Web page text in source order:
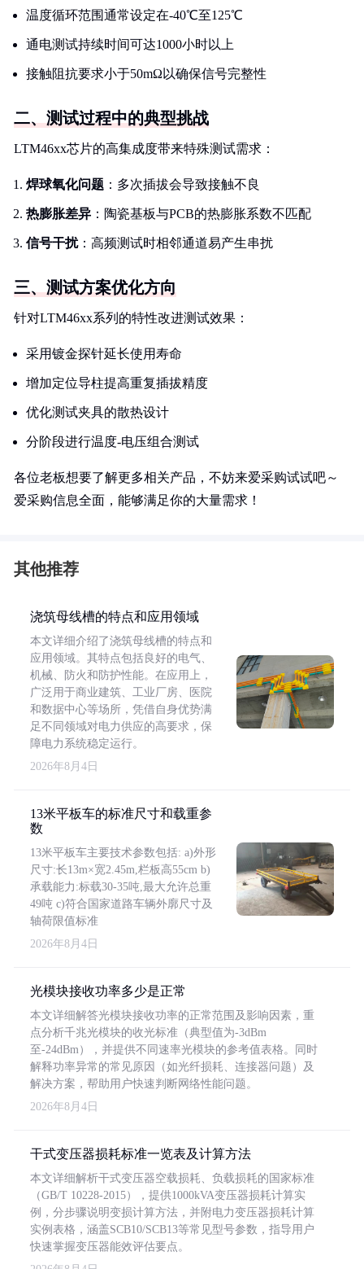
温度循环范围通常设定在-40℃至125℃
通电测试持续时间可达1000小时以上
接触阻抗要求小于50mΩ以确保信号完整性
二、测试过程中的典型挑战
LTM46xx芯片的高集成度带来特殊测试需求：
焊球氧化问题 ：多次插拔会导致接触不良
热膨胀差异 ：陶瓷基板与PCB的热膨胀系数不匹配
信号干扰：高频测试时相邻通道易产生串扰
三、测试方案优化方向
针对LTM46xx系列的特性改进测试效果：
采用镀金探针延长使用寿命
增加定位导柱提高重复插拔精度
优化测试夹具的散热设计
分阶段进行温度-电压组合测试
各位老板想要了解更多相关产品，不妨来爱采购试试吧～
爱采购信息全面，能够满足你的大量需求！
其他推荐
浇筑母线槽的特点和应用领域
本文详细介绍了浇筑母线槽的特点和
应用领域。其特点包括良好的电气、
机械、防火和防护性能。在应用上，
广泛用于商业建筑、工业厂房、医院
和数据中心等场所，凭借自身优势满
足不同领域对电力供应的高要求，保
障电力系统稳定运行。
2026年8月4日
13米平板车的标准尺寸和载重参
数
13米平板车主要技术参数包括: a)外形
尺寸:长13m×宽2.45m,栏板高55cm b)
承载能力:标载30-35吨,最大允许总重
49吨 c)符合国家道路车辆外廓尺寸及
轴荷限值标准
2026年8月4日
光模块接收功率多少是正常
本文详细解答光模块接收功率的正常范围及影响因素，重
点分析千兆光模块的收光标准（典型值为-3dBm
至-24dBm），并提供不同速率光模块的参考值表格。同时
解释功率异常的常见原因（如光纤损耗、连接器问题）及
解决方案，帮助用户快速判断网络性能问题。
2026年8月4日
干式变压器损耗标准一览表及计算方法
本文详细解析干式变压器空载损耗、负载损耗的国家标准
（GB/T 10228-2015），提供1000kVA变压器损耗计算实
例，分步骤说明变损计算方法，并附电力变压器损耗计算
实例表格，涵盖SCB10/SCB13等常见型号参数，指导用户
快速掌握变压器能效评估要点。